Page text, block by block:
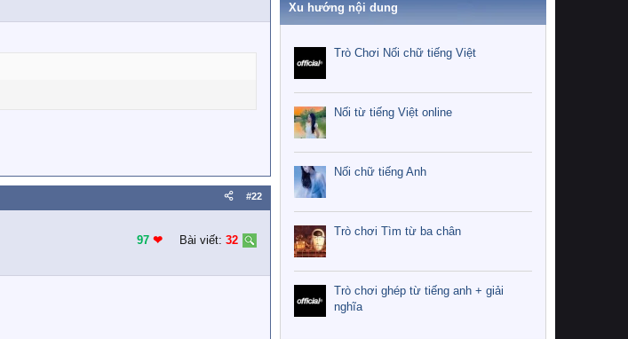
#22
97 ❤︎ Bài viết: 32
Xu hướng nội dung
Trò Chơi Nối chữ tiếng Việt
Nối từ tiếng Việt online
Nối chữ tiếng Anh
Trò chơi Tìm từ ba chân
Trò chơi ghép từ tiếng anh + giải
nghĩa